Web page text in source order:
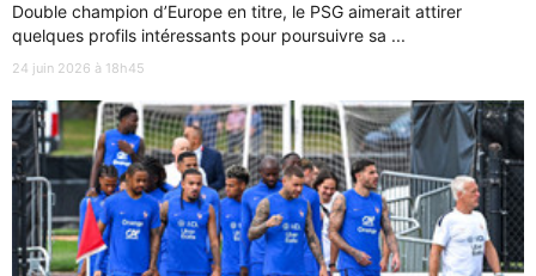
Double champion d’Europe en titre, le PSG aimerait attirer
quelques profils intéressants pour poursuivre sa ...
24 juin 2026 à 18h45